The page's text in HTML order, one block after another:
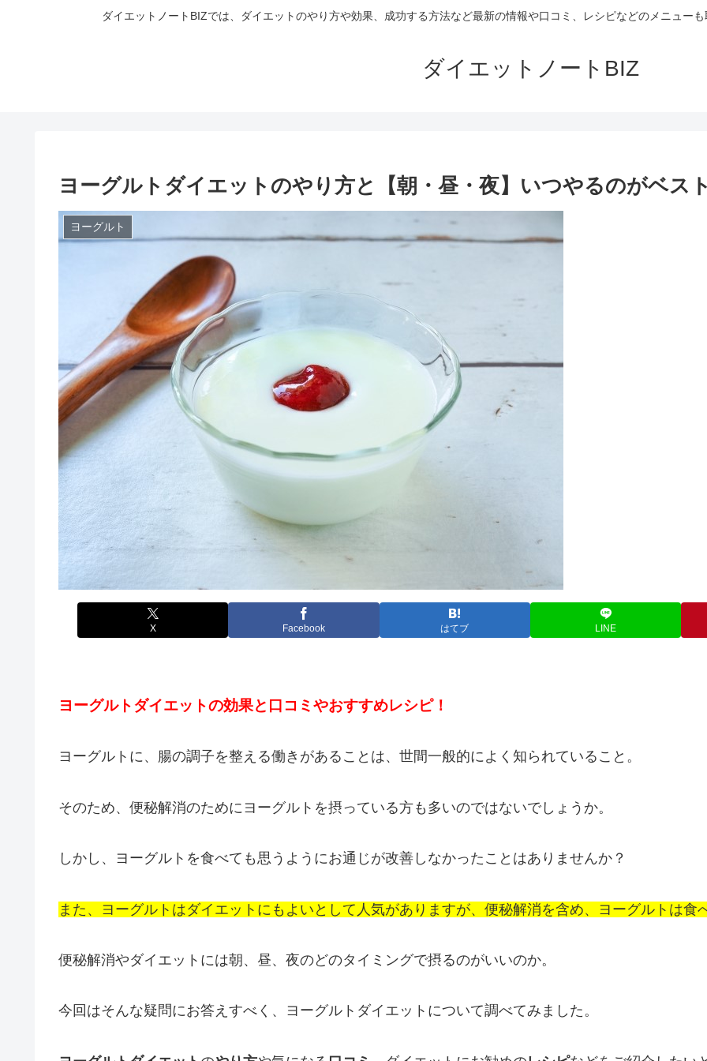
ダイエットノートBIZでは、ダイエットのやり方や効果、成功する方法など最新の情報や口コミ、レシピなどのメニュー
ダイエットノートBIZ
ヨーグルトダイエットのやり方と【朝・昼・夜】いつやるのがベス
ヨーグルト
X Facebook はてブ LINE
ヨーグルトダイエットの効果と口コミやおすすめレシピ！
ヨーグルトに、腸の調子を整える働きがあることは、世間一般的によく知られていること。
そのため、便秘解消のためにヨーグルトを摂っている方も多いのではないでしょうか。
しかし、ヨーグルトを食べても思うようにお通じが改善しなかったことはありませんか？
また、ヨーグルトはダイエットにもよいとして人気がありますが、便秘解消を含め、ヨーグルトは食
便秘解消やダイエットには朝、昼、夜のどのタイミングで摂るのがいいのか。
今回はそんな疑問にお答えすべく、ヨーグルトダイエットについて調べてみました。